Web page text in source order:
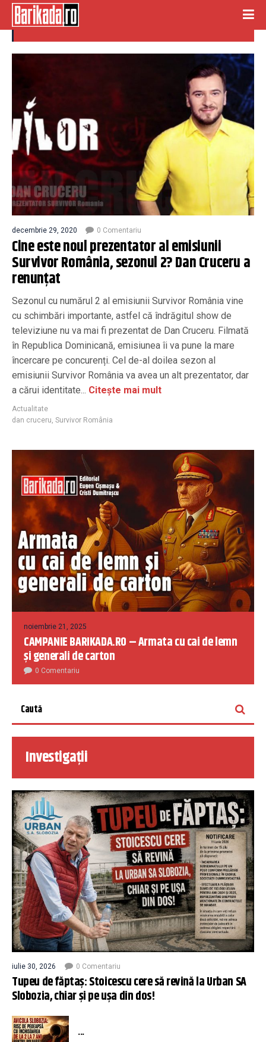
dan cruceru
decembrie 29, 2020 0 Comentariu
Cine este noul prezentator al emisiunii
Survivor România, sezonul 2? Dan Cruceru a
renunțat
Sezonul cu numărul 2 al emisiunii Survivor România vine
cu schimbări importante, astfel că îndrăgitul show de
televiziune nu va mai fi prezentat de Dan Cruceru. Filmată
în Republica Dominicană, emisiunea îi va pune la mare
încercare pe concurenți. Cel de-al doilea sezon al
emisiunii Survivor România va avea un alt prezentator, dar
a cărui identitate... Citește mai mult
Actualitate
dan cruceru, Survivor România
noiembrie 21, 2025
CAMPANIE BARIKADA.RO – Armata cu cai de lemn
și generali de carton
0 Comentariu
Investigații
iulie 30, 2026 0 Comentariu
Tupeu de făptaș: Stoicescu cere să revină la Urban SA
Slobozia, chiar și pe ușa din dos!
...